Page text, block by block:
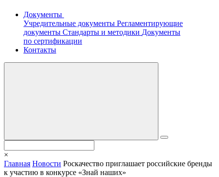
Документы
Учредительные документы Регламентирующие
документы Стандарты и методики Документы
по сертификации
Контакты
×
Главная Новости Роскачество приглашает российские бренды
к участию в конкурсе «Знай наших»